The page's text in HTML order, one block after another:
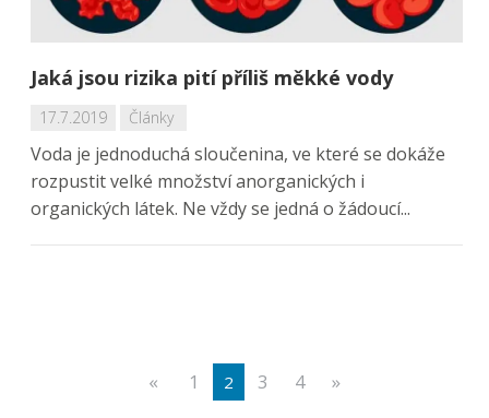
Jaká jsou rizika pití příliš měkké vody
17.7.2019 Články
Voda je jednoduchá sloučenina, ve které se dokáže
rozpustit velké množství anorganických i
organických látek. Ne vždy se jedná o žádoucí...
« 1 2 3 4 »